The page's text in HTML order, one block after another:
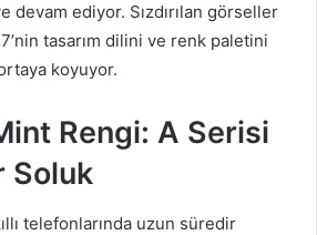
devam ediyor. Sızdırılan görseller
tasarım dilini ve renk paletini
koyuyor.
Rengi: A Serisi
Soluk
telefonlarında uzun süredir